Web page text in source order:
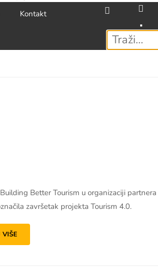
Kontakt
Better Tourism u organizaciji
završetak projekta Tourism 4.0.
VIŠE